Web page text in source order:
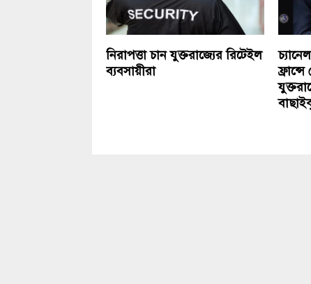
নিরাপত্তা চান যুক্তরাজ্যের রিটেইল
ব্যবসায়ীরা